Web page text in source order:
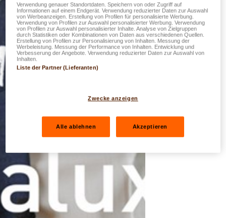
Verwendung genauer Standortdaten. Speichern von oder Zugriff auf
Informationen auf einem Endgerät. Verwendung reduzierter Daten zur Auswahl
von Werbeanzeigen. Erstellung von Profilen für personalisierte Werbung.
Verwendung von Profilen zur Auswahl personalisierter Werbung. Verwendung
von Profilen zur Auswahl personalisierter Inhalte. Analyse von Zielgruppen
durch Statistiken oder Kombinationen von Daten aus verschiedenen Quellen.
Erstellung von Profilen zur Personalisierung von Inhalten. Messung der
Werbeleistung. Messung der Performance von Inhalten. Entwicklung und
Verbesserung der Angebote. Verwendung reduzierter Daten zur Auswahl von
Inhalten.
Liste der Partner (Lieferanten)
Zwecke anzeigen
Alle ablehnen Akzeptieren